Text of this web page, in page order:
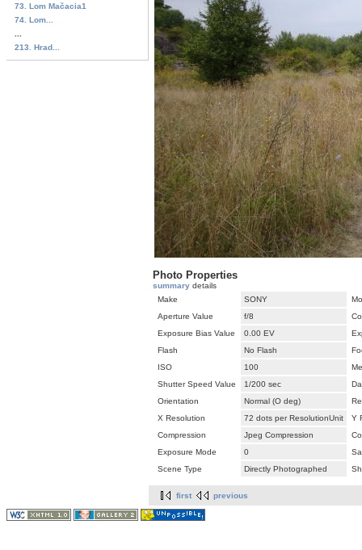
73. Lom Mačacia1
74. Lom...
213. Hrad...
Photo Properties
summary details
Make
SONY
Aperture Value
f/8
Exposure Bias Value
0.00 EV
Flash
No Flash
ISO
100
Shutter Speed Value
1/200 sec
Orientation
Normal (O deg)
X Resolution
72 dots per ResolutionUnit
Y
Compression
Jpeg Compression
Exposure Mode
0
Scene Type
Directly Photographed
first previous